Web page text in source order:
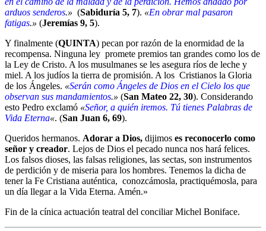
arduos senderos.» (Sabiduría 5, 7). «En obrar mal pasaron
fatigas.» (Jeremías 9, 5).
Y finalmente (QUINTA) pecan por razón de la enormidad de la
recompensa. Ninguna ley promete premios tan grandes como los de
la Ley de Cristo. A los musulmanes se les asegura ríos de leche y
miel. A los judíos la tierra de promisión. A los Cristianos la Gloria
de los Ángeles. «Serán como Ángeles de Dios en el Cielo los que
observan sus mandamientos.» (San Mateo 22, 30). Considerando
esto Pedro exclamó «Señor, a quién iremos. Tú tienes Palabras de
Vida Eterna«. (San Juan 6, 69).
Queridos hermanos. Adorar a Dios, dijimos es reconocerlo como
señor y creador. Lejos de Dios el pecado nunca nos hará felices.
Los falsos dioses, las falsas religiones, las sectas, son instrumentos
de perdición y de miseria para los hombres. Tenemos la dicha de
tener la Fe Cristiana auténtica, conozcámosla, practiquémosla, para
un día llegar a la Vida Eterna. Amén.»
Fin de la cínica actuación teatral del conciliar Michel Boniface.